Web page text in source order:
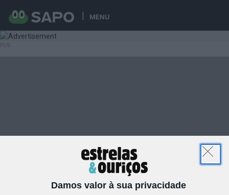
Damos valor à sua privacidade
MENU